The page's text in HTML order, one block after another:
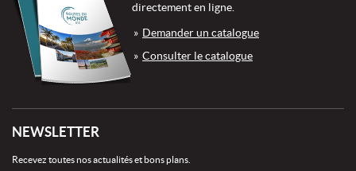
directement en ligne.
Demander un catalogue
Consulter le catalogue
NEWSLETTER
Recevez toutes nos actualités et bons plans.